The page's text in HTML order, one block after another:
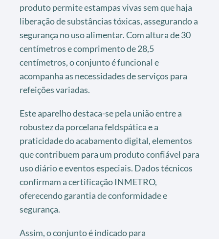
produto permite estampas vivas sem que haja
liberação de substâncias tóxicas, assegurando a
segurança no uso alimentar. Com altura de 30
centímetros e comprimento de 28,5
centímetros, o conjunto é funcional e
acompanha as necessidades de serviços para
refeições variadas.
Este aparelho destaca-se pela união entre a
robustez da porcelana feldspática e a
praticidade do acabamento digital, elementos
que contribuem para um produto confiável para
uso diário e eventos especiais. Dados técnicos
confirmam a certificação INMETRO,
oferecendo garantia de conformidade e
segurança.
Assim, o conjunto é indicado para